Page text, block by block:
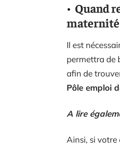
Quand
maternité
Il est
permettra de
afin de
Pôle emploi
A lire
Ainsi, si